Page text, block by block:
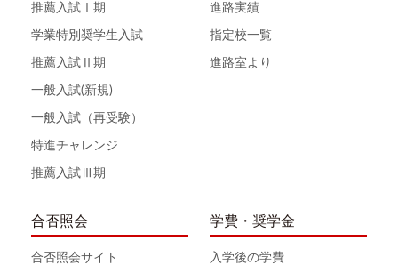
推薦入試Ⅰ期
学業特別奨学生入試
推薦入試Ⅱ期
一般入試(新規)
一般入試（再受験）
特進チャレンジ
推薦入試Ⅲ期
進路実績
指定校一覧
進路室より
合否照会
合否照会サイト
学費・奨学金
入学後の学費